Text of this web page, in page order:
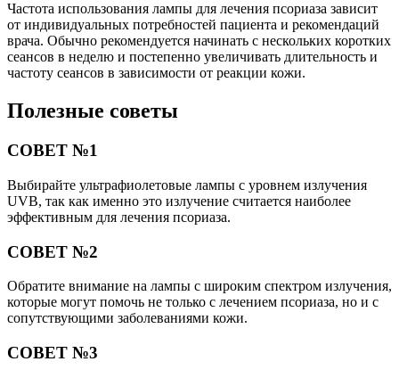
Частота использования лампы для лечения псориаза зависит
от индивидуальных потребностей пациента и рекомендаций
врача. Обычно рекомендуется начинать с нескольких коротких
сеансов в неделю и постепенно увеличивать длительность и
частоту сеансов в зависимости от реакции кожи.
Полезные советы
СОВЕТ №1
Выбирайте ультрафиолетовые лампы с уровнем излучения
UVB, так как именно это излучение считается наиболее
эффективным для лечения псориаза.
СОВЕТ №2
Обратите внимание на лампы с широким спектром излучения,
которые могут помочь не только с лечением псориаза, но и с
сопутствующими заболеваниями кожи.
СОВЕТ №3